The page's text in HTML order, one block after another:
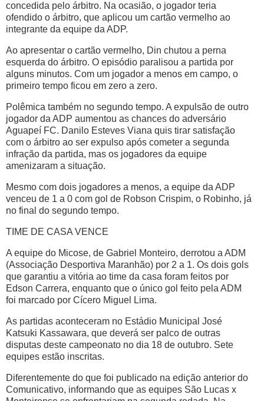
concedida pelo árbitro. Na ocasião, o jogador teria
ofendido o árbitro, que aplicou um cartão vermelho ao
integrante da equipe da ADP.
Ao apresentar o cartão vermelho, Din chutou a perna
esquerda do árbitro. O episódio paralisou a partida por
alguns minutos. Com um jogador a menos em campo, o
primeiro tempo ficou em zero a zero.
Polêmica também no segundo tempo. A expulsão de outro
jogador da ADP aumentou as chances do adversário
Aguapeí FC. Danilo Esteves Viana quis tirar satisfação
com o árbitro ao ser expulso após cometer a segunda
infração da partida, mas os jogadores da equipe
amenizaram a situação.
Mesmo com dois jogadores a menos, a equipe da ADP
venceu de 1 a 0 com gol de Robson Crispim, o Robinho, já
no final do segundo tempo.
TIME DE CASA VENCE
A equipe do Micose, de Gabriel Monteiro, derrotou a ADM
(Associação Desportiva Maranhão) por 2 a 1. Os dois gols
que garantiu a vitória ao time da casa foram feitos por
Edson Carrera, enquanto que o único gol feito pela ADM
foi marcado por Cícero Miguel Lima.
As partidas aconteceram no Estádio Municipal José
Katsuki Kassawara, que deverá ser palco de outras
disputas deste campeonato no dia 18 de outubro. Sete
equipes estão inscritas.
Diferentemente do que foi publicado na edição anterior do
Comunicativo, informando que as equipes São Lucas x